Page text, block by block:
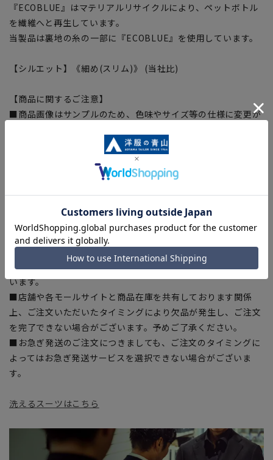
『ECOBLUE』はマテリアルリサイクルにより、ペットボトル
を繊維へと再生しています。
当製品は裏地の糸の一部に『ECOBLUE』を使用しています。
【シルエット】《細め(スリム)》 (当社比)
【商品に関するご注意】
■商品画像はサンプルのため、色味やサイズ等の仕様に変更が
■ゆとり感には個人差があります。サイズ表を確認の上、ご購
入の目安としてご利用ください。
■生地や仕様・デザインにより、着用感や実際のサイズ表に若
部、商品現物におすすめサイズ(ヌードサイズ)を記載している
商品もございます。
■ブラウザやお使いのモニター環境、また撮影時の室内外の光
加減により、実際の商品と掲載画像の色味が異なる場合がござ
います。
■店舗や各モールサイトと商品在庫を共有しております関係
上、ご注文いただいたタイミングにより欠品が発生し、ご注文
を完了できない場合がございます。予めご了承ください。
■お急ぎ発送のご注文につきましても、ご注文のタイミングに
よってはお急ぎ発送サービスを選択できない場合がございま
す。
洗えるスーツはこちら